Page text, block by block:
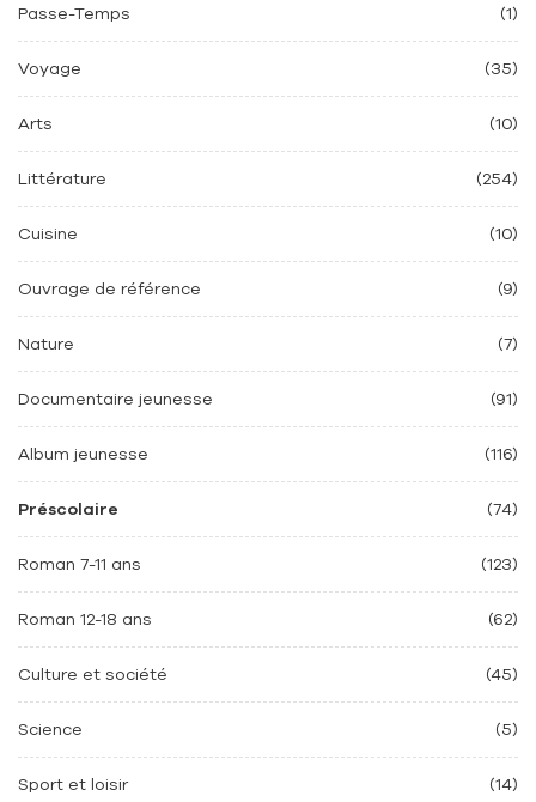
Passe-Temps (1)
Voyage (35)
Arts (10)
Littérature (254)
Cuisine (10)
Ouvrage de référence (9)
Nature (7)
Documentaire jeunesse (91)
Album jeunesse (116)
Préscolaire (74)
Roman 7-11 ans (123)
Roman 12-18 ans (62)
Culture et société (45)
Science (5)
Sport et loisir (14)